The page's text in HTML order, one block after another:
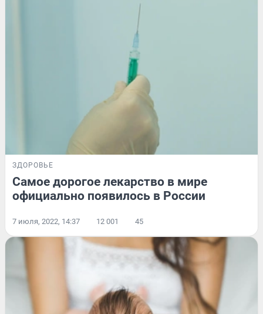
ЗДОРОВЬЕ
Самое дорогое лекарство в мире
официально появилось в России
7 июля, 2022, 14:37 12 001 45